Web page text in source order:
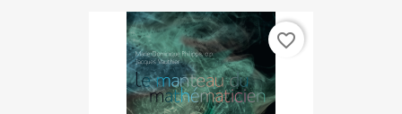
favorite_border